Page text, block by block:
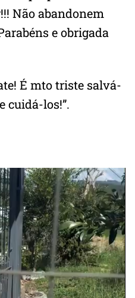
Não abandonem
e obrigada
É mto triste salvá-
cuidá-los!”.